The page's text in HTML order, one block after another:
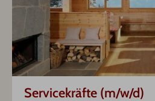
Servicekräfte (m/w/d)